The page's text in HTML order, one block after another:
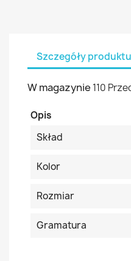
Szczegóły produktu
W magazynie 110
Opis
Skład
Kolor
Rozmiar
Gramatura